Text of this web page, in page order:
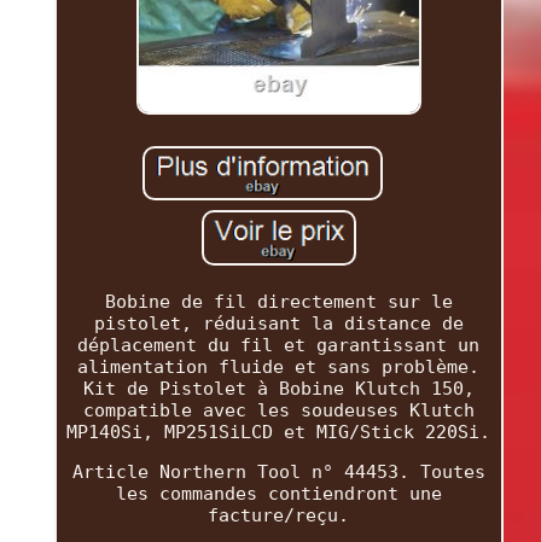
Bobine de fil directement sur le
pistolet, réduisant la distance de
déplacement du fil et garantissant un
alimentation fluide et sans problème.
Kit de Pistolet à Bobine Klutch 150,
compatible avec les soudeuses Klutch
MP140Si, MP251SiLCD et MIG/Stick 220Si.
Article Northern Tool n° 44453. Toutes
les commandes contiendront une
facture/reçu.